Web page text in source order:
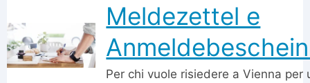
Meldezettel e
Per chi vuole risiedere a Vienna per